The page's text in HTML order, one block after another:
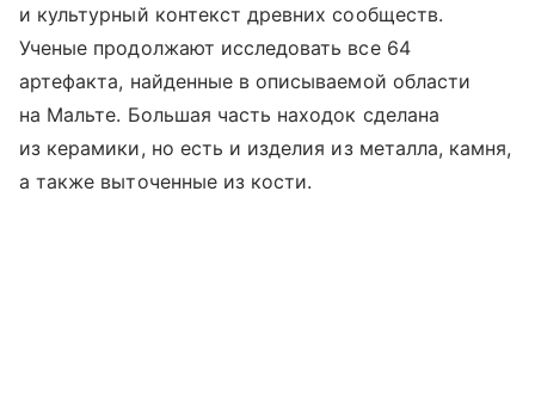
и культурный контекст древних сообществ.
Ученые продолжают исследовать все 64
артефакта, найденные в описываемой области
на Мальте. Большая часть находок сделана
из керамики, но есть и изделия из металла, камня,
а также выточенные из кости.